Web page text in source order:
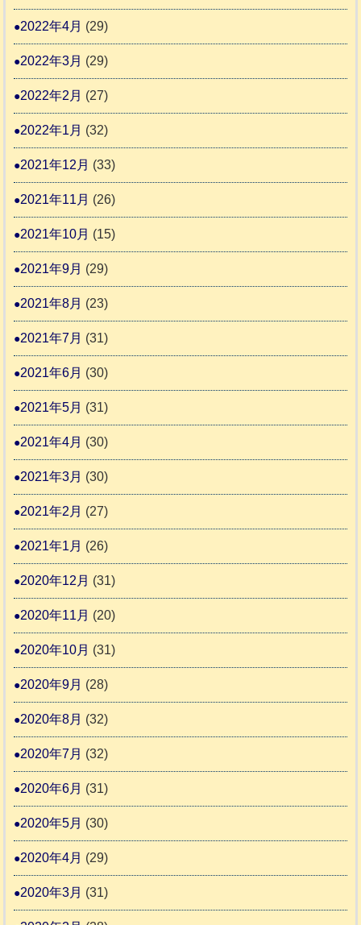
2022年4月 (29)
2022年3月 (29)
2022年2月 (27)
2022年1月 (32)
2021年12月 (33)
2021年11月 (26)
2021年10月 (15)
2021年9月 (29)
2021年8月 (23)
2021年7月 (31)
2021年6月 (30)
2021年5月 (31)
2021年4月 (30)
2021年3月 (30)
2021年2月 (27)
2021年1月 (26)
2020年12月 (31)
2020年11月 (20)
2020年10月 (31)
2020年9月 (28)
2020年8月 (32)
2020年7月 (32)
2020年6月 (31)
2020年5月 (30)
2020年4月 (29)
2020年3月 (31)